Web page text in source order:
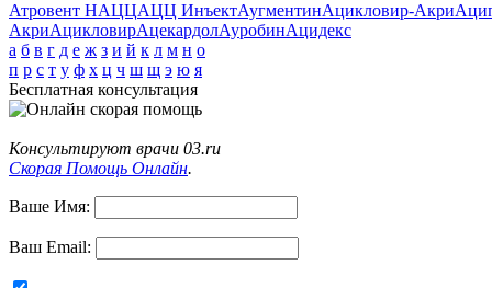
Атровент НАЦЦАЦЦ ИнъектАугментинАцикловир-Акри
АкриАцикловирАцекардолАуробинАцидекс
а б в г д е ж з и й к л м н о
п р с т у ф х ц ч ш щ э ю я
Бесплатная консультация
Консультируют врачи 03.ru
Скорая Помощь Онлайн.
Ваше Имя:
Ваш Email: